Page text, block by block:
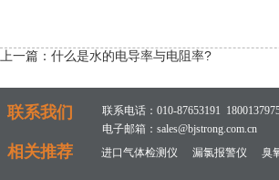
上一篇： 什么是水的电导率与电阻率?
联系我们
联系电话：010-87653191
电子邮箱：sales@bjstrong.com.cn
相关推荐 进口气体检测仪 漏氯报警仪 臭